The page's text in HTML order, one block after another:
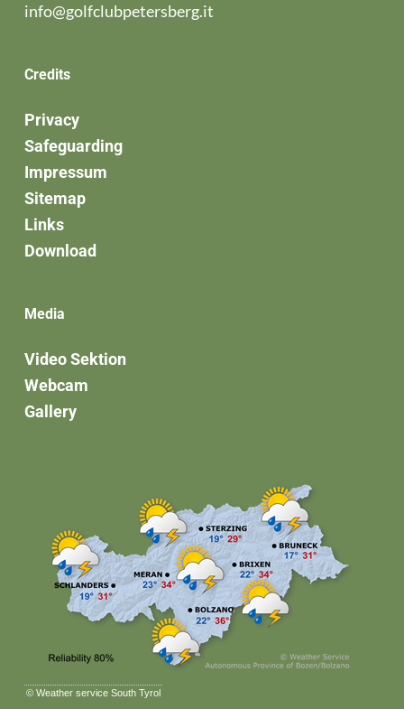
info@golfclubpetersberg.it
Credits
Privacy
Safeguarding
Impressum
Sitemap
Links
Download
Media
Video Sektion
Webcam
Gallery
© Weather service South Tyrol